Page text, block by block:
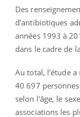
Des
d'antibiotiques
années 1993 à
dans le cadre de
Au total, l’étude
40 697
selon l'âge, le
associations les